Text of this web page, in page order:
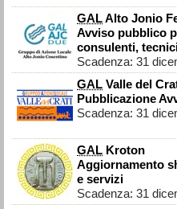
GALAlto Jonio
Avviso pubblico
consulenti,
Scadenza: 31
GAL Valle del
Pubblicazione
Scadenza: 31
GAL Kroton
Aggiornamento
e servizi
Scadenza: 31